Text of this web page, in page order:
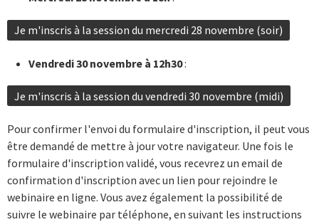
Je m'inscris à la session du mercredi 28 novembre (soir)
Vendredi 30 novembre à 12h30:
Je m'inscris à la session du vendredi 30 novembre (midi)
Pour confirmer l'envoi du formulaire d'inscription, il peut vous
être demandé de mettre à jour votre navigateur. Une fois le
formulaire d'inscription validé, vous recevrez un email de
confirmation d'inscription avec un lien pour rejoindre le
webinaire en ligne. Vous avez également la possibilité de
suivre le webinaire par téléphone, en suivant les instructions